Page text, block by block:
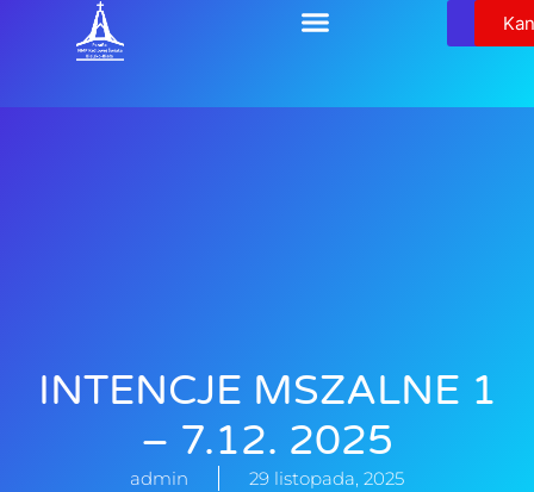
INTENCJE MSZALNE 1
– 7.12. 2025
admin 29 listopada, 2025